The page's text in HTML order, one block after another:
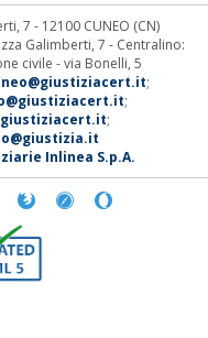
7 - 12100 CUNEO (CN)
Galimberti, 7 - Centralino:
civile - via Bonelli, 5
;
;
;
Inlinea S.p.A.